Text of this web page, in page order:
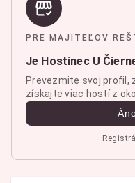
PRE MAJITEĽOV
Je Hostinec U
Prevezmite svoj profil,
získajte viac hostí z